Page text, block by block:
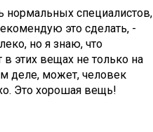
нормальных специалистов,
это сделать, -
но я знаю, что
в этих вещах не только на
деле, может, человек
Это хорошая вещь!